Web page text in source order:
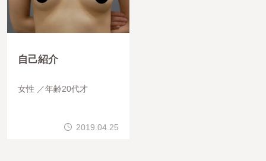
自己紹介
女性 年齢20代才
2019.04.25